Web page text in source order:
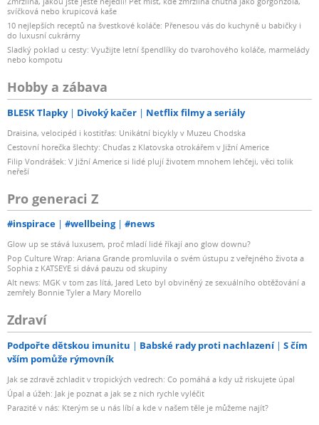
svíčková nebo krupicová kaše
10 nejlepších receptů na švestkové koláče: Přenesou vás do kuchyně u babičky i
do luxusní cukrárny
Sladký poklad u cesty: Využijte letní špendlíky do tvarohového koláče, marmelády
nebo kompotu
Hobby a zábava
BLESK Tlapky Divoký kačer Netflix filmy a seriály
Draisina, velocipéd i kostitřas: Unikátní bicykly v Muzeu Chodska
Cestovní horečka šlechty: Chuďas z Klatovska otrokářem v Jižní Americe
Filip Vondrášek: V Jižní Americe si lidé plují životem mnohem lehčeji, věci tolik
neřeší
Pro generaci Z
#inspirace #wellbeing #news
Glow up se stává luxusem, proč mladí lidé říkají ano glow downu?
Pop Culture Wrap: Ariana Grande promluvila o svém ústupu z veřejného života a
Sophia z KATSEYE si dává pauzu od skupiny
Alt news: MGK v tom zas lítá, Jared Leto byl obviněný ze sexuálního obtěžování a
zemřely Bonnie Tyler a Mary Morello
Zdraví
Podpořte dětskou imunitu Babské rady proti nachlazení
S čím
vším pomůže rýmovník
Jak se zdravě zchladit v tropických vedrech: Co pomáhá a kdy už riskujete úpal
Úpal a úžeh: Jak je poznat a jak se z nich rychle vyléčit
Parazité v nás: Kterým se u nás líbí a kde v našem těle je můžeme najít?